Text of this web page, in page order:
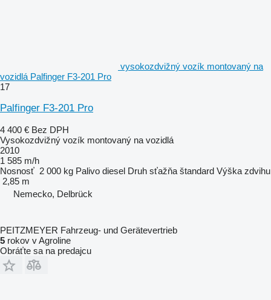
vysokozdvižný vozík montovaný na
vozidlá Palfinger F3-201 Pro
17
Palfinger F3-201 Pro
4 400 € Bez DPH
Vysokozdvižný vozík montovaný na vozidlá
2010
1 585 m/h
Nosnosť 2 000 kg Palivo diesel Druh sťažňa štandard Výška zdvihu
2,85 m
Nemecko, Delbrück
PEITZMEYER Fahrzeug- und Gerätevertrieb
5 rokov v Agroline
Obráťte sa na predajcu